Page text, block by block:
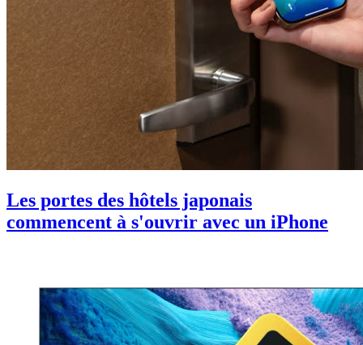
Les portes des hôtels japonais
commencent à s'ouvrir avec un iPhone